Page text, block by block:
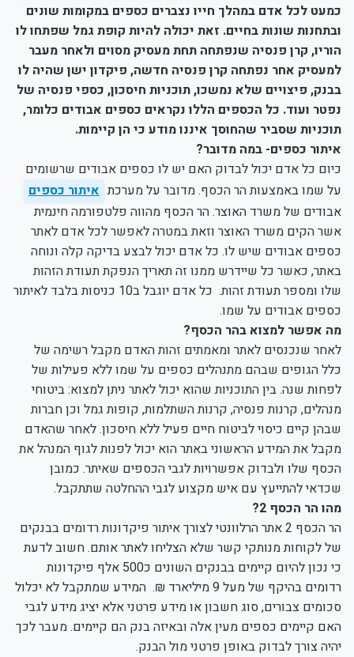
כמעט לכל אדם במהלך חייו נצברים כספים במקומות שונים
ובתחנות שונות בחיים. זאת יכולה להיות קופת גמל שפתחו לו
הוריו, קרן פנסיה שנפתחה תחת מעסיק מסוים ולאחר מעבר
למעסיק אחר נפתחה קרן פנסיה חדשה, פיקדון ישן שהיה לו
בבנק, פיצויים שלא נמשכו, תוכניות חיסכון, כספי פנסיה של
נפטר ועוד. כל הכספים הללו נקראים כספים אבודים כלומר,
תוכניות שסביר שהחוסך איננו מודע כי הן קיימות.
איתור כספים- במה מדובר?
כיום כל אדם יכול לבדוק האם יש לו כספים אבודים שרשומים
על שמו באמצעות הר הכסף. מדובר על מערכת איתור כספים
אבודים של משרד האוצר. הר הכסף מהווה פלטפורמה חינמית
אשר הקים משרד האוצר וזאת במטרה לאפשר לכל אדם לאתר
כספים אבודים שיש לו. כל אדם יכול לבצע בדיקה קלה ונוחה
באתר, כאשר כל שיידרש ממנו זה תאריך הנפקת תעודת הזהות
שלו ומספר תעודת זהות. כל אדם יוגבל ב10 כניסות בלבד לאיתור
כספים אבודים על שמו.
מה אפשר למצוא בהר הכסף?
לאחר שנכנסים לאתר ומאמתים זהות האדם מקבל רשימה של
כלל הגופים שבהם מתנהלים כספים על שמו ללא פעילות של
לפחות שנה. בין התוכניות שהוא יכול לאתר ניתן למצוא: ביטוחי
מנהלים, קרנות פנסיה, קרנות השתלמות, קופות גמל וכן חברות
שבהן קיים כיסוי לביטוח חיים פעיל ללא חיסכון. לאחר שהאדם
מקבל את המידע הראשוני באתר הוא יכול לפנות לגוף המנהל את
הכסף שלו ולבדוק אפשרויות לגבי הכספים שאיתר. כמובן
שכדאי להתייעץ עם איש מקצוע לגבי ההחלטה שתתקבל.
מהו הר הכסף 2?
הר הכסף 2 אתר הרלוונטי לצורך איתור פיקדונות רדומים בבנקים
של לקוחות מנותקי קשר שלא הצליחו לאתר אותם. חשוב לדעת
כי נכון להיום קיימים בבנקים השונים כ500 אלף פיקדונות
רדומים בהיקף של מעל 9 מיליארד ₪. המידע שמתקבל לא יכלול
סכומים צבורים, סוג חשבון או מידע פרטני אלא יציג מידע לגבי
האם קיימים כספים מעין אלה ובאיזה בנק הם קיימים. מעבר לכך
יהיה צורך לבדוק באופן פרטני מול הבנק.